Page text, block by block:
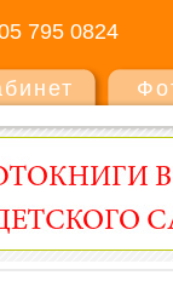
795 0824